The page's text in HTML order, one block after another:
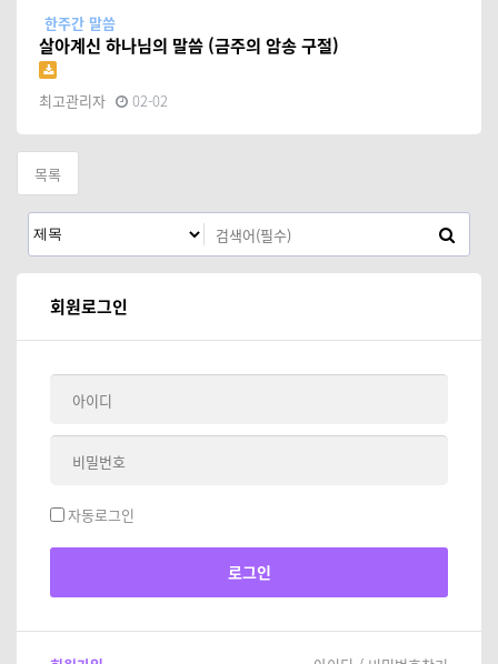
한주간 말씀
살아계신 하나님의 말씀 (금주의 암송 구절)
최고관리자 02-02
목록
회원로그인
자동로그인